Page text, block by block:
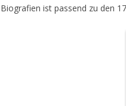
Biografien ist passend zu den